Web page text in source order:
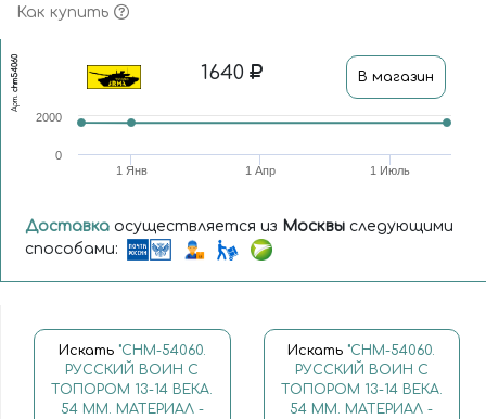
Как купить
Арт.
chm54060 1640 В магазин
1 Янв 1 Июль
1 Апр
0
2000
Доставка осуществляется из Москвы следующими
способами:
Искать "CHM-54060.
РУССКИЙ ВОИН С
ТОПОРОМ 13-14 ВЕКА.
54 MM. МАТЕРИАЛ -
Искать "CHM-54060.
РУССКИЙ ВОИН С
ТОПОРОМ 13-14 ВЕКА.
54 MM. МАТЕРИАЛ -